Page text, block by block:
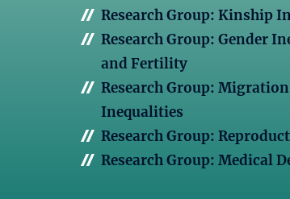
Research Group: Kinship
Research Group: Gender
and Fertility
Research Group:
Inequalities
Research Group:
Research Group: Medical